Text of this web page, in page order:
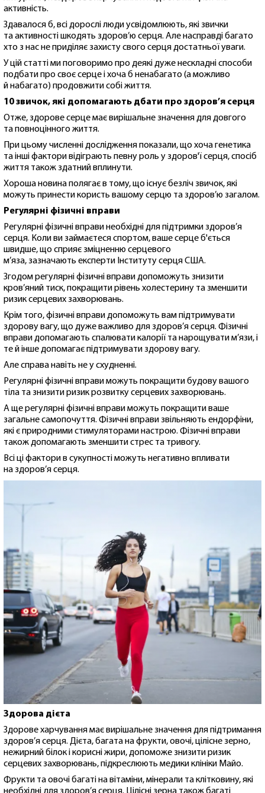
активність.
Здавалося б, всі дорослі люди усвідомлюють, які звички
та активності шкодять здоров’ю серця. Але насправді багато
хто з нас не приділяє захисту свого серця достатньої уваги.
У цій статті ми поговоримо про деякі дуже нескладні способи
подбати про своє серце і хоча б ненабагато (а можливо
й набагато) продовжити собі життя.
10 звичок, які допомагають дбати про здоров’я серця
Отже, здорове серце має вирішальне значення для довгого
та повноцінного життя.
При цьому численні дослідження показали, що хоча генетика
та інші фактори відіграють певну роль у здоров'ї серця, спосіб
життя також здатний вплинути.
Хороша новина полягає в тому, що існує безліч звичок, які
можуть принести користь вашому серцю та здоров’ю загалом.
Регулярні фізичні вправи
Регулярні фізичні вправи необхідні для підтримки здоров’я
серця. Коли ви займаєтеся спортом, ваше серце б'ється
швидше, що сприяє зміцненню серцевого
м’яза, зазначають експерти Інституту серця США.
Згодом регулярні фізичні вправи допоможуть знизити
кров’яний тиск, покращити рівень холестерину та зменшити
ризик серцевих захворювань.
Крім того, фізичні вправи допоможуть вам підтримувати
здорову вагу, що дуже важливо для здоров’я серця. Фізичні
вправи допомагають спалювати калорії та нарощувати м’язи, і
те й інше допомагає підтримувати здорову вагу.
Але справа навіть не у схудненні.
Регулярні фізичні вправи можуть покращити будову вашого
тіла та знизити ризик розвитку серцевих захворювань.
А ще регулярні фізичні вправи можуть покращити ваше
загальне самопочуття. Фізичні вправи звільняють ендорфіни,
які є природними стимуляторами настрою. Фізичні вправи
також допомагають зменшити стрес та тривогу.
Всі ці фактори в сукупності можуть негативно впливати
на здоров’я серця.
Здорова дієта
Здорове харчування має вирішальне значення для підтримання
здоров’я серця. Дієта, багата на фрукти, овочі, цілісне зерно,
нежирний білок і корисні жири, допоможе знизити ризик
серцевих захворювань, підкреслюють медики клініки Майо.
Фрукти та овочі багаті на вітаміни, мінерали та клітковину, які